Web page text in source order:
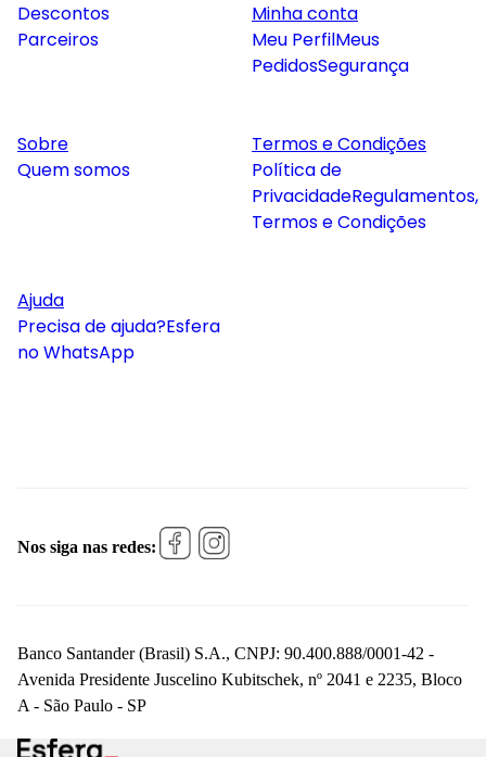
Descontos
Parceiros
Minha conta
Meu PerfilMeus
PedidosSegurança
Sobre
Quem somos
Termos e Condições
Política de
PrivacidadeRegulamentos,
Termos e Condições
Ajuda
Precisa de ajuda?Esfera
no WhatsApp
Nos siga nas redes:
Banco Santander (Brasil) S.A., CNPJ: 90.400.888/0001-42 -
Avenida Presidente Juscelino Kubitschek, nº 2041 e 2235, Bloco
A - São Paulo - SP